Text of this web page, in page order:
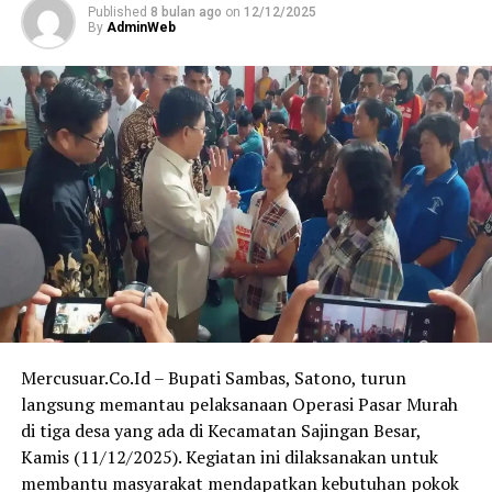
Peran strategis DPRD sebagai pilar utama demokrasi
lokal kembali ditegaskan. Produk hukum daerah dinilai
memiliki peran penting dalam mengarahkan kebijakan
pembangunan, meningkatkan kualitas pelayanan publik,
serta memberikan kepastian hukum bagi masyarakat
maupun pelaku usaha. Melalui fungsi legislasi, DPRD
menjadi saluran resmi aspirasi rakyat sekaligus
pengendali keseimbangan kebijakan antara legislatif dan
eksekutif.
harmonisasi yang dilakukan Kanwil Kemenkumham
Kalbar, yang dinilai mampu membantu menghasilkan
regulasi daerah yang lebih baik, aplikatif, dan sesuai
kebutuhan. DPRD juga menegaskan komitmen untuk
Published 8 bulan ago on 12/12/2025
By AdminWeb
Mercusuar.Co.Id – Bupati Sambas, Satono, turun
langsung memantau pelaksanaan Operasi Pasar Murah
di tiga desa yang ada di Kecamatan Sajingan Besar,
Kamis (11/12/2025). Kegiatan ini dilaksanakan untuk
membantu masyarakat mendapatkan kebutuhan pokok